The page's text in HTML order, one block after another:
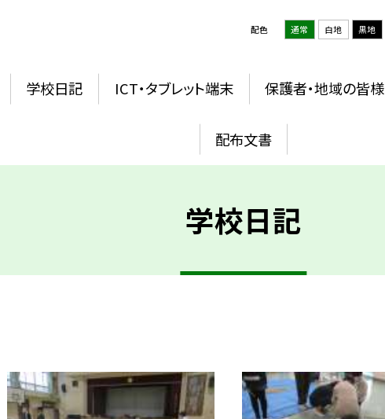
配色 通常 白地 黒地
学校日記 ICT・タブレット端末 保護者・地域の皆様
配布文書
学校日記